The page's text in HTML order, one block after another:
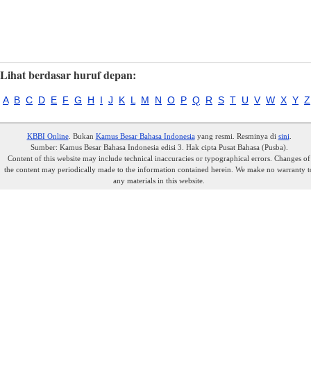
Lihat berdasar huruf depan:
A B C D E F G H I J K L M N O P Q R S T U V W X Y Z
KBBI Online. Bukan Kamus Besar Bahasa Indonesiayang resmi. Resminya di sini
Sumber: Kamus Besar Bahasa Indonesia edisi 3. Hak cipta Pusat Bahasa (Pusba).
Content of this website may include technical inaccuracies or typographical errors. Changes of
the content may periodically made to the information contained herein. We make no warranty
any materials in this website.